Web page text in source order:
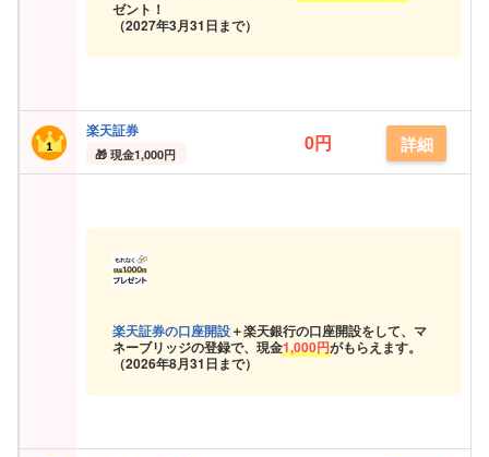
ゼント！
（2027年3月31日まで）
楽天証券
現金1,000円 0円 詳細
楽天証券の口座開設＋楽天銀行の口座開設をして、マ
ネーブリッジの登録で、現金1,000円がもらえます。
（2026年8月31日まで）